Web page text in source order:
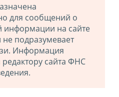
для сообщений о
информации на сайте
подразумевает
Информация
редактору сайта ФНС